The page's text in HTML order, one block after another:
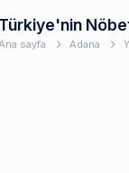
Türkiye'nin
sayfa Adana